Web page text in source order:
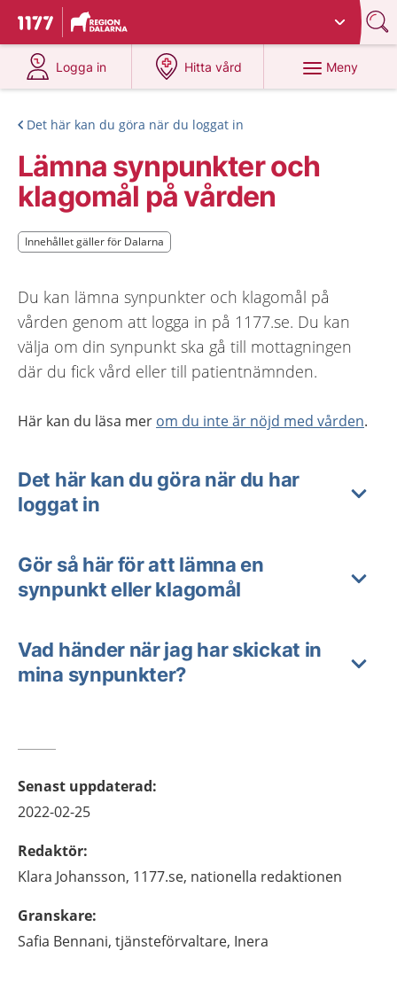
Till startsidan för 1177
Du har valt region
Logga in
på 1177.se
Hitta vård
på 1177.se
Meny
Det här kan du göra när du loggat in
Lämna synpunkter och
klagomål på vården
Innehållet gäller för Dalarna
Innehållet gäller för Dalarna
Du kan lämna synpunkter och klagomål på
vården genom att logga in på 1177.se. Du kan
välja om din synpunkt ska gå till mottagningen
där du fick vård eller till patientnämnden.
Här kan du läsa mer om du inte är nöjd med vården.
Det här kan du göra när du har
loggat in
Gör så här för att lämna en
synpunkt eller klagomål
Vad händer när jag har skickat in
mina synpunkter?
Senast uppdaterad:
2022-02-25
Redaktör:
Klara Johansson, 1177.se, nationella redaktionen
Granskare:
Safia Bennani, tjänsteförvaltare, Inera